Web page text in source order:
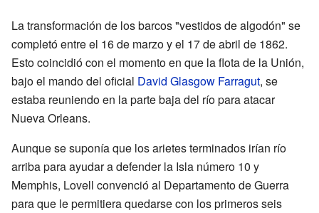
La transformación de los barcos "vestidos de algodón" se
completó entre el 16 de marzo y el 17 de abril de 1862.
Esto coincidió con el momento en que la flota de la Unión,
bajo el mando del oficial David Glasgow Farragut, se
estaba reuniendo en la parte baja del río para atacar
Nueva Orleans.
Aunque se suponía que los arietes terminados irían río
arriba para ayudar a defender la Isla número 10 y
Memphis, Lovell convenció al Departamento de Guerra
para que le permitiera quedarse con los primeros seis